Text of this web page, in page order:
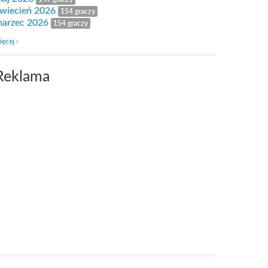
2026 154 graczy
2026 154 graczy
›